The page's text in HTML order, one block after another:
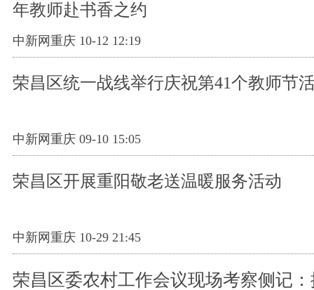
年教师赴书香之约
中新网重庆 10-12 12:19
荣昌区统一战线举行庆祝第41个教师节
中新网重庆 09-10 15:05
荣昌区开展重阳敬老送温暖服务活动
中新网重庆 10-29 21:45
荣昌区委农村工作会议现场考察侧记